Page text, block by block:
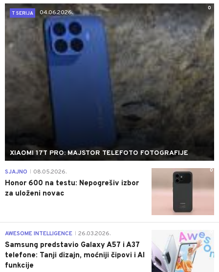
0
T SERIJA
04.06.2026.
XIAOMI 17T PRO: MAJSTOR TELEFOTO FOTOGRAFIJE
0
SJAJNO 08.05.2026.
Honor 600 na testu: Nepogrešiv izbor
za uloženi novac
AWESOME INTELLIGENCE 26.03.2026.
Samsung predstavio Galaxy A57 i A37
telefone: Tanji dizajn, moćniji čipovi i AI
funkcije